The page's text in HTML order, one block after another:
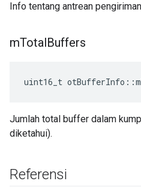
Info tentang antrean
mTotalBuffers
uint16_t otBufferInfo ::
Jumlah total buffer dalam
diketahui).
Referensi